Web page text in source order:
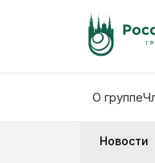
О группе
Новости